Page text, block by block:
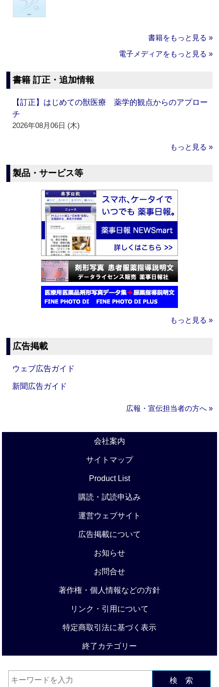
書籍をもっと見る »
電子メディアをもっと見る »
書籍 訂正・追加情報
【訂正】はじめての獣医療 薬学的観点からのアプロー
チ
2026年08月06日 (木)
もっと見る »
製品・サービス等
もっと見る »
広告掲載
ウェブ広告ガイド
新聞広告ガイド
広報・宣伝担当者の方へ »
会社案内
サイトマップ
Product List
購読・試読申込み
運営ウェブサイト
広告掲載について
お知らせ
お問合せ
著作権・個人情報などの方針
リンク・引用について
特定商取引法に基づく表示
終了カテゴリー
検 索